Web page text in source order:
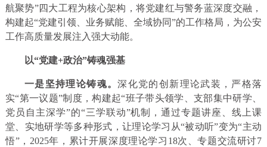
航聚势”四大工程为核心架构，将党建红与警务蓝深度交融，
构建起“党建引领、业务赋能、全域协同”的工作格局，为公安
工作高质量发展注入强大动能。
以“党建+政治”铸魂强基
一是坚持理论铸魂。深化党的创新理论武装，严格落
实“第一议题”制度，构建起“班子带头领学、支部集中研学、
党员自主深学”的“三学联动”机制，通过专题讲座、线上课
堂、实地研学等多种形式，让理论学习从“被动听”变为“主动
悟”，2025年，累计开展深度理论学习18次、专题交流研讨7